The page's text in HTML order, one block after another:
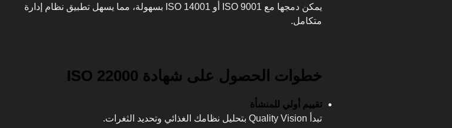
يمكن دمجها مع ISO 9001 أو ISO 14001 بسهولة، مما يسهل تطبيق نظام إدارة
متكامل.
خطوات الحصول على شهادة ISO 22000
تقييم أولي للمنشأة
تبدأ Quality Vision بتحليل نظامك الغذائي وتحديد الثغرات.